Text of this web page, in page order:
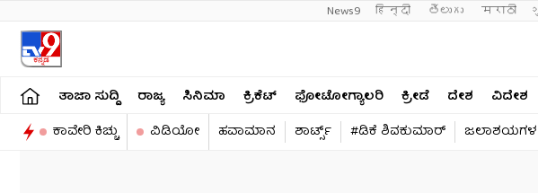
News9 हिन्दी తెలుగు मराठी
ತಾಜಾ ಸುದ್ದಿ ರಾಜ್ಯ ಸಿನಿಮಾ ಕ್ರಿಕೆಟ್​ ಫೋಟೋಗ್ಯಾಲರಿ ಕ್ರೀಡೆ ದೇಶ ವಿದೇಶ
ಕಾವೇರಿ ಕಿಚ್ಚು
ವಿಡಿಯೋ ಹವಾಮಾನ ಶಾರ್ಟ್ಸ್​ #ಡಿಕೆ ಶಿವಕುಮಾರ್​ ಜಲಾಶಯಗಳ